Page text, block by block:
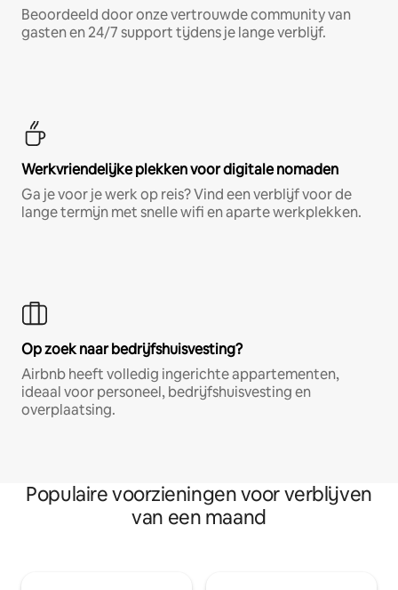
Beoordeeld door onze vertrouwde community van
gasten en 24/7 support tijdens je lange verblijf.
Werkvriendelijke plekken voor digitale nomaden
Ga je voor je werk op reis? Vind een verblijf voor de
lange termijn met snelle wifi en aparte werkplekken.
Op zoek naar bedrijfshuisvesting?
Airbnb heeft volledig ingerichte appartementen,
ideaal voor personeel, bedrijfshuisvesting en
overplaatsing.
Populaire voorzieningen voor verblijven
van een maand